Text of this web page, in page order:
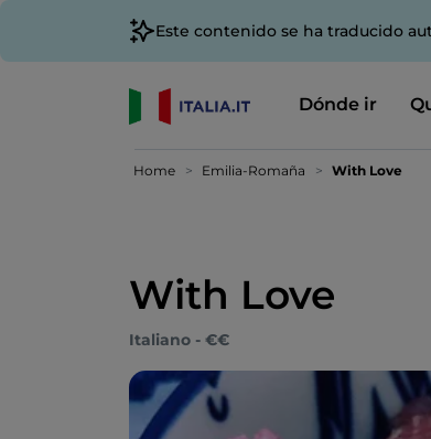
Este contenido se ha traducido
Dónde ir
Home Emilia-Romaña With Love
With Love
Italiano - €€